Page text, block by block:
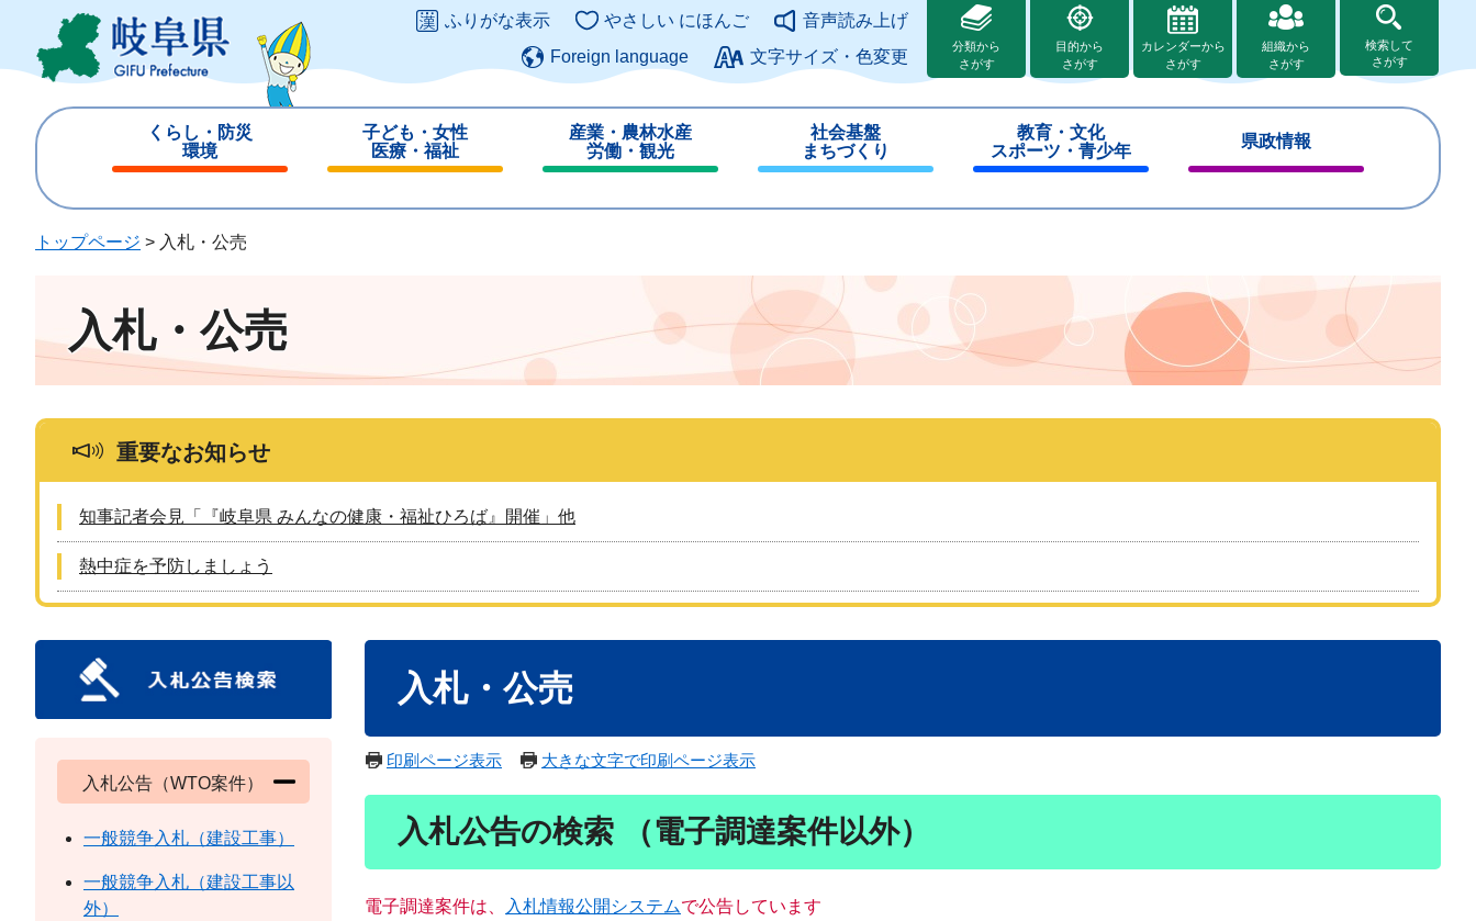
ジ
ュ
このページの本文へ
ふりがな表示 やさしい にほんご
音声読み上げ
Foreign language
文字サイズ・色変更
分類から
さがす
目的から
さがす
カレンダーから
さがす
組織から
さがす
検索して
さがす
くらし・防災
環境
じ
子ども・女性
医療・福祉
じ
産業・農林水産
労働・観光
じ
社会基盤
まちづくり
じ
教育・文化
スポーツ・青少年
じ
県政情報
じ
トップページ > 入札・公売
入札・公売
重要なお知らせ
知事記者会見「『岐阜県 みんなの健康・福祉ひろば』開催」他
熱中症を予防しましょう
入札・公売
印刷ページ表示 大きな文字で印刷ページ表示
入札公告の検索 （電子調達案件以外）
電子調達案件は、 入札情報公開システムで公告しています
入札公告（WTO案件）
一般競争入札（建設工事）
一般競争入札（建設工事以
外）